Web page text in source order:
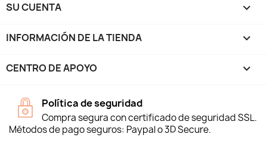
SU CUENTA 
INFORMACIÓN DE LA TIENDA keyboard_arrow_down
CENTRO DE APOYO 
Política de seguridad
Compra segura con certificado de seguridad SSL.
Métodos de pago seguros: Paypal o 3D Secure.